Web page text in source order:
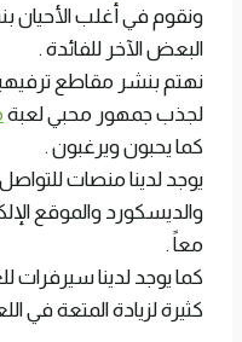
ونقوم في أغلب
البعض الآخر للفائدة .
نهتم بنشر مقاطع
لجذب جمهور محبي لعبة
كما يحبون ويرغبون .
يوجد لدينا منصات
والديسكورد والموقع
معاً .
كما يوجد لدينا سيرفرات
كثيرة لزيادة المتعة في